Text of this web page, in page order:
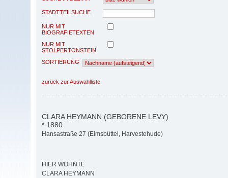
STADTTEILSUCHE
NUR MIT
BIOGRAFIETEXTEN
NUR MIT
STOLPERTONSTEIN
SORTIERUNG
zurück zur Auswahlliste
CLARA HEYMANN (GEBORENE LEVY)
* 1880
Hansastraße 27 (Eimsbüttel, Harvestehude)
HIER WOHNTE
CLARA HEYMANN